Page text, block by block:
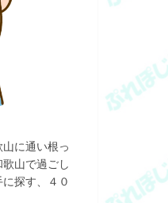
に通い根っ
山で過ごし
探す、４０